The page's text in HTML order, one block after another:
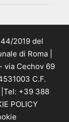
2019 del
di Roma |
via Cechov 69
C.F.
+39 388
POLICY